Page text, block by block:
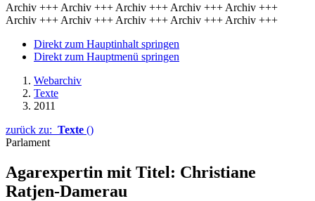
Archiv +++ Archiv +++ Archiv +++ Archiv +++ Archiv +++
Archiv +++ Archiv +++ Archiv +++ Archiv +++ Archiv +++
Direkt zum Hauptinhalt springen
Direkt zum Hauptmenü springen
Webarchiv
Texte
2011
zurück zu: Texte ()
Parlament
Agarexpertin mit Titel: Christiane
Ratjen-Damerau